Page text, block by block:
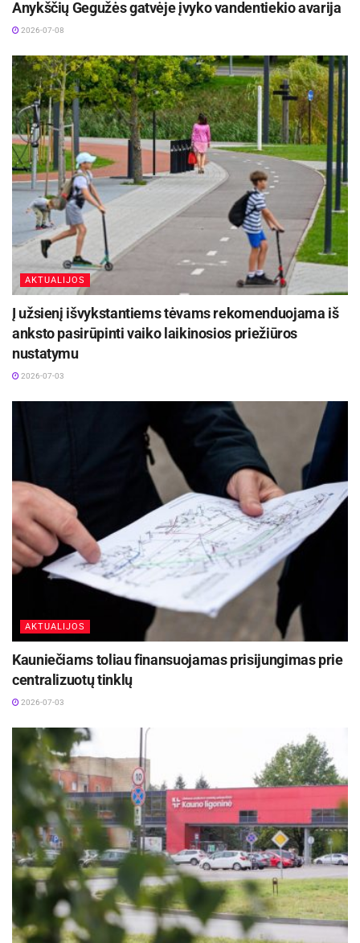
Anykščių Gegužės gatvėje įvyko vandentiekio avarija
2026-07-08
AKTUALIJOS
Į užsienį išvykstantiems tėvams rekomenduojama iš
anksto pasirūpinti vaiko laikinosios priežiūros
nustatymu
2026-07-03
AKTUALIJOS
Kauniečiams toliau finansuojamas prisijungimas prie
centralizuotų tinklų
2026-07-03